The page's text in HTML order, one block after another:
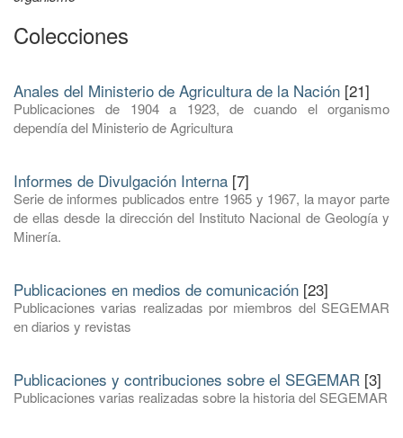
Colecciones
Anales del Ministerio de Agricultura de la Nación [21]
Publicaciones de 1904 a 1923, de cuando el organismo
dependía del Ministerio de Agricultura
Informes de Divulgación Interna [7]
Serie de informes publicados entre 1965 y 1967, la mayor parte
de ellas desde la dirección del Instituto Nacional de Geología y
Minería.
Publicaciones en medios de comunicación [23]
Publicaciones varias realizadas por miembros del SEGEMAR
en diarios y revistas
Publicaciones y contribuciones sobre el SEGEMAR [3]
Publicaciones varias realizadas sobre la historia del SEGEMAR